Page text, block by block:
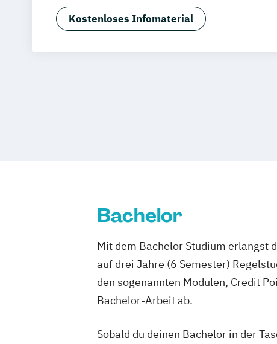
Luxury Management (EN)
Marken- & Kommunikationsdesign
Kostenloses Infomaterial
Bachelor
Mit dem Bachelor Studium erlangst
auf drei Jahre (6 Semester)
den sogenannten Modulen, Credit
Bachelor-Arbeit ab.
Sobald du deinen Bachelor in der